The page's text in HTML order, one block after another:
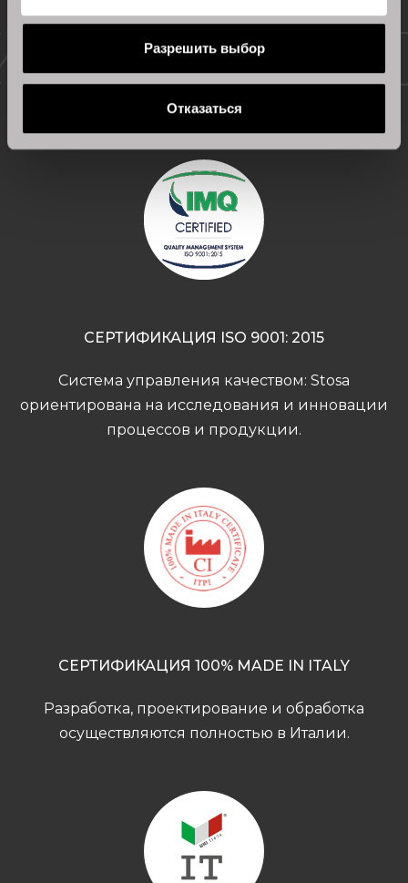
Разрешить выбор
Отказаться
Сертифицированное
качество
СЕРТИФИКАЦИЯ ISO 9001: 2015
Система управления качеством: Stosa
ориентирована на исследования и инновации
процессов и продукции.
СЕРТИФИКАЦИЯ 100% MADE IN ITALY
Разработка, проектирование и обработка
осуществляются полностью в Италии.